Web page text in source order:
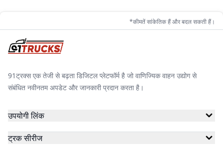
*कीमतें सांकेतिक हैं और बदल सकती हैं।
91ट्रक्स एक तेजी से बढ़ता डिजिटल प्लेटफॉर्म है जो वाणिज्यिक वाहन उद्योग से
संबंधित नवीनतम अपडेट और जानकारी प्रदान करता है।
उपयोगी लिंक
ट्रक सीरीज